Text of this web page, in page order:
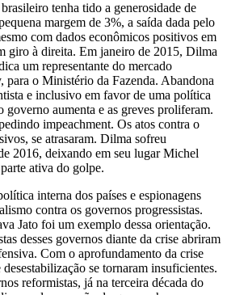
tenha tido a generosidade de
margem de 3%, a saída dada pelo
com dados econômicos positivos em
giro à direita. Em janeiro de 2015, Dilma
um representante do mercado
para o Ministério da Fazenda. Abandona
e inclusivo em favor de uma política
governo aumenta e as greves proliferam.
impeachment. Os atos contra o
se atrasaram. Dilma sofreu
2016, deixando em seu lugar Michel
ativa do golpe.
interna dos países e espionagens
contra os governos progressistas.
Jato foi um exemplo dessa orientação.
desses governos diante da crise abriram
Com o aprofundamento da crise
se tornaram insuficientes.
reformistas, já na terceira década do